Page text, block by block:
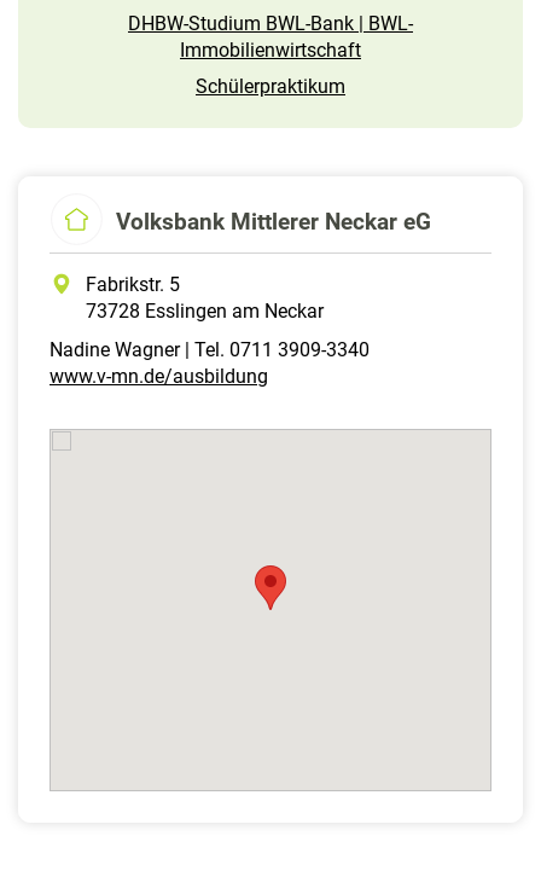
DHBW-Studium BWL-Bank | BWL-
Immobilienwirtschaft
Schülerpraktikum
Volksbank Mittlerer Neckar eG
Fabrikstr. 5
73728 Esslingen am Neckar
Nadine Wagner | Tel. 0711 3909-3340
www.v-mn.de/ausbildung